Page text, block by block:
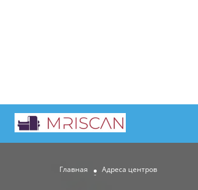
Главная Адреса центров